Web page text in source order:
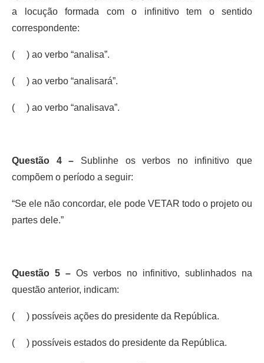
a locução formada com o infinitivo tem o sentido
correspondente:
( ) ao verbo “analisa”.
( ) ao verbo “analisará”.
( ) ao verbo “analisava”.
Questão 4 – Sublinhe os verbos no infinitivo que
compõem o período a seguir:
“Se ele não concordar, ele pode VETAR todo o projeto ou
partes dele.”
Questão 5 – Os verbos no infinitivo, sublinhados na
questão anterior, indicam:
( ) possíveis ações do presidente da República.
( ) possíveis estados do presidente da República.